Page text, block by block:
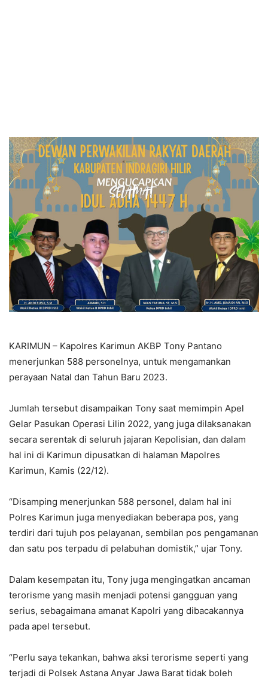
KARIMUN – Kapolres Karimun AKBP Tony Pantano
menerjunkan 588 personelnya, untuk mengamankan
perayaan Natal dan Tahun Baru 2023.
Jumlah tersebut disampaikan Tony saat memimpin Apel
Gelar Pasukan Operasi Lilin 2022, yang juga dilaksanakan
secara serentak di seluruh jajaran Kepolisian, dan dalam
hal ini di Karimun dipusatkan di halaman Mapolres
Karimun, Kamis (22/12).
“Disamping menerjunkan 588 personel, dalam hal ini
Polres Karimun juga menyediakan beberapa pos, yang
terdiri dari tujuh pos pelayanan, sembilan pos pengamanan
dan satu pos terpadu di pelabuhan domistik,” ujar Tony.
Dalam kesempatan itu, Tony juga mengingatkan ancaman
terorisme yang masih menjadi potensi gangguan yang
serius, sebagaimana amanat Kapolri yang dibacakannya
pada apel tersebut.
“Perlu saya tekankan, bahwa aksi terorisme seperti yang
terjadi di Polsek Astana Anyar Jawa Barat tidak boleh